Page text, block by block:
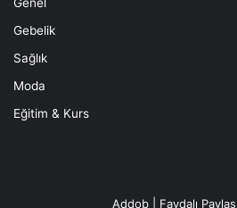
Gebelik
Sağlık
Moda
Eğitim & Kurs
Addob | Faydalı